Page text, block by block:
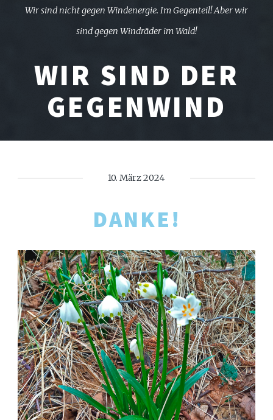
Wir sind nicht gegen Windenergie. Im Gegenteil!Aber wir
sind gegen Windräder im Wald!
WIR SIND DER
GEGENWIND
10. März 2024
DANKE!